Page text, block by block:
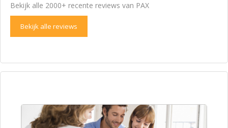
Bekijk alle 2000+ recente reviews van PAX
Bekijk alle reviews